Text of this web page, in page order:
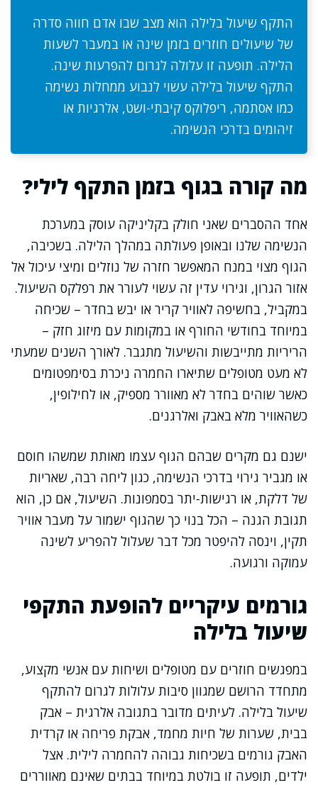
התקף שיעול בלילה הוא מצב שבו אדם חווה סדרה
של שיעולים חוזרים בזמן שינה או במעבר לשעות
הלילה. תופעה זו עלולה לגרום להפרעות שינה.
התקף שיעול בלילה עשוי לנבוע ממחלות נשימה
כמו אסתמה, ריפלוקס קיבתי-ושט, אלרגיות או
זיהומים בדרכי הנשימה.
מה קורה בגוף בזמן התקף לילי?
אחד ההסברים שאני חולק בקליניקה עוסק במערכת
הנשימה שלנו ובאופן פעולתה במהלך הלילה. בשכיבה,
הגוף מצוי במנח המאפשר חזרה של נוזלים ומיצי עיכול אל
אזור הגרון, וגירוי עדין זה עשוי לעורר את רפלקס השיעול.
במקביל, בחשיפה לאוויר קריר או יבש בחדר – שכיחה
במיוחד בחודשי החורף או במקומות עם מיזוג חזק –
הריריות מתייבשות והשיעול מתגבר. לאורך השנים שמעתי
לא מעט מטופלים שתיארו החמרה ניכרת בסימפטומים
כאשר שוהים בחדר לא מאוורר מספיק, או לחילופין,
כשהאוויר מלא באבק ואלרגנים.
ישנם גם מקרים שבהם הגוף עצמו מאותת שמשהו חוסם
או מגביר גירוי בדרכי הנשימה, כגון ליחה רבה, שאריות
של דלקת, או רגישות-יתר בסמפונות. השיעול, אם כן, הוא
תגובת הגנה – הכל בנוי כך שהגוף ישמור על מעבר אוויר
תקין, וינסה להיפטר מכל דבר שעלול להפריע לשינה
עמוקה ורגועה.
גורמים עיקריים להופעת התקפי
שיעול בלילה
במפגשים חוזרים עם מטופלים ושיחות עם אנשי מקצוע,
מתחדד הרושם שמגוון סיבות עלולות לגרום להתקף
שיעול בלילה. לעיתים מדובר בתגובה אלרגית – אבק
בבית, שערות של חיות מחמד, אבקת פריחה או קרדית
האבק גורמים בשכיחות גבוהה להחמרה לילית. אצל
ילדים, תופעה זו בולטת במיוחד בבתים שאינם מאווררים